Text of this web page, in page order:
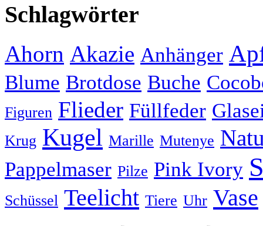
Schlagwörter
Ahorn Akazie Anhänger
Blume Brotdose Buche
Figuren Flieder Füllfeder
Krug Kugel Marille Mutenye
Pappelmaser Pilze Pink Ivory
Schüssel Teelicht Tiere Uhr Vase